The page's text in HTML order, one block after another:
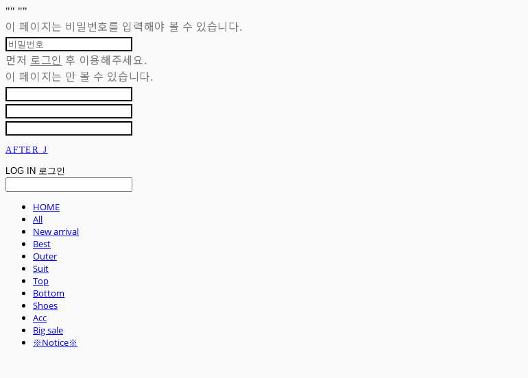
"" ""
이 페이지는 비밀번호를 입력해야 볼 수 있습니다.
먼저 로그인 후 이용해주세요.
이 페이지는 만 볼 수 있습니다.
AFTER J
LOG IN 로그인
HOME
All
New arrival
Best
Outer
Suit
Top
Bottom
Shoes
Acc
Big sale
※Notice※